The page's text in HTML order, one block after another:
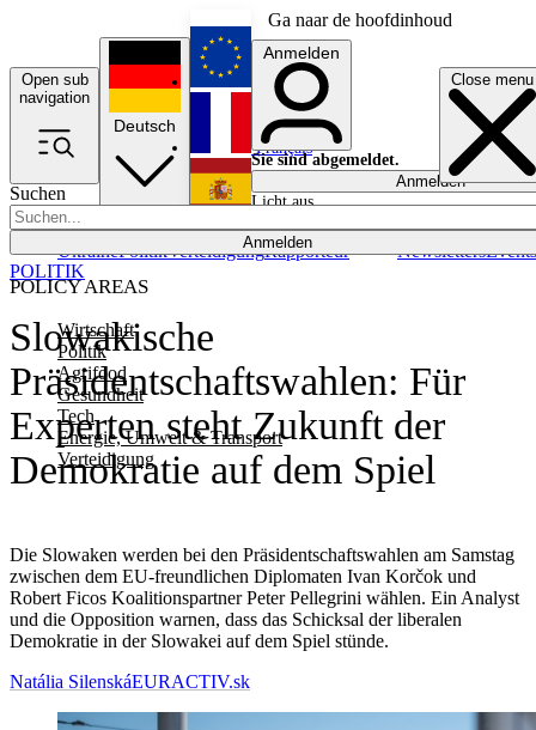
Ga naar de hoofdinhoud
Open sub
navigation
Close menu
Suchen
Anmelden
POLICY AREAS
Wirtschaft
Politik
Agrifood
Gesundheit
Tech
Energie, Umwelt & Transport
Verteidigung
UkrainePolitikVerteidigungRapporteur NewslettersEvents
Deutsch
English
Français
Anmelden
Sie sind abgemeldet.
Anmelden
Licht aus
Slowakische
Präsidentschaftswahlen: Für
Experten steht Zukunft der
Demokratie auf dem Spiel
Die Slowaken werden bei den Präsidentschaftswahlen am Samstag
zwischen dem EU-freundlichen Diplomaten Ivan Korčok und
Robert Ficos Koalitionspartner Peter Pellegrini wählen. Ein Analyst
und die Opposition warnen, dass das Schicksal der liberalen
Demokratie in der Slowakei auf dem Spiel stünde.
POLITIK
Natália SilenskáEURACTIV.sk